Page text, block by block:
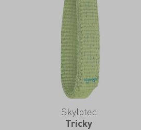
Skylotec
Tricky